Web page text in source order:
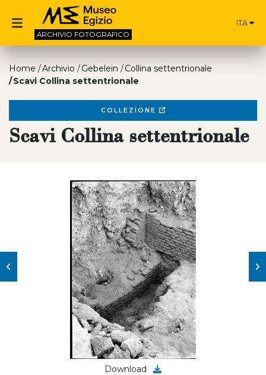
ARCHIVIO FOTOGRAFICO
ITA
Home Archivio Gebelein
Collina settentrionale
Scavi Collina settentrionale
COLLEZIONE
Scavi Collina settentrionale
Download